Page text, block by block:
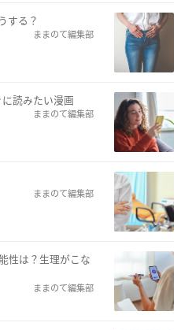
する？
ままのて編集部
読みたい漫画
ままのて編集部
ままのて編集部
性は？生理がこな
ままのて編集部